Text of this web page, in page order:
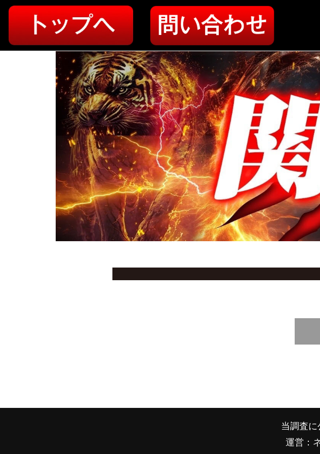
当調査に
運営：